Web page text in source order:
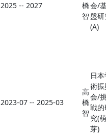
2025 -- 2027
橋
智
会/
盤
(A)
2023-07 -- 2025-03
高
橋
智
日
術
会/
戦
究(萌
芽)